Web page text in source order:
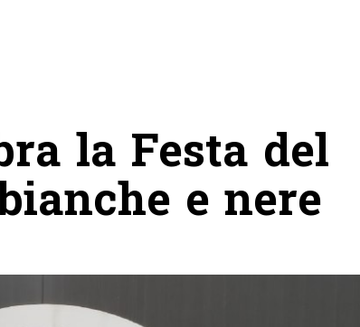
la Festa del
e nere